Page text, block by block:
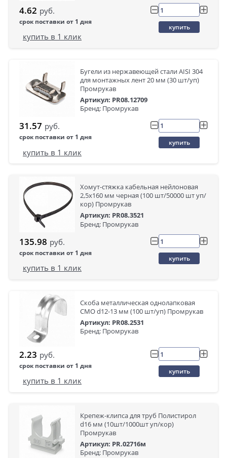
4.62 руб.
срок поставки от 1 дня
купить
купить в 1 клик
Бугели из нержавеющей стали AISI 304
для монтажных лент 20 мм (30 шт/уп)
Промрукав
Артикул: PR08.12709
Бренд: Промрукав
31.57 руб.
срок поставки от 1 дня
купить
купить в 1 клик
Хомут-стяжка кабельная нейлоновая
2,5х160 мм черная (100 шт/50000 шт уп/
кор) Промрукав
Артикул: PR08.3521
Бренд: Промрукав
135.98 руб.
срок поставки от 1 дня
купить
купить в 1 клик
Скоба металлическая однолапковая
СМО d12-13 мм (100 шт/уп) Промрукав
Артикул: PR08.2531
Бренд: Промрукав
2.23 руб.
срок поставки от 1 дня
купить
купить в 1 клик
Крепеж-клипса для труб Полистирол
d16 мм (10шт/1000шт уп/кор)
Промрукав
Артикул: PR.02716м
Бренд: Промрукав